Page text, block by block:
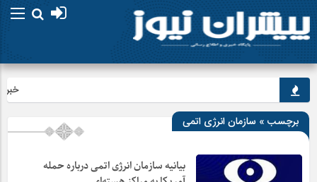
برچسب » سازمان انرژی اتمی
بیانیه سازمان انرژی اتمی درباره حمله